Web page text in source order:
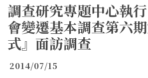
調查研究專題中心執
會變遷基本調查第六
式』面訪調查
2014/07/15